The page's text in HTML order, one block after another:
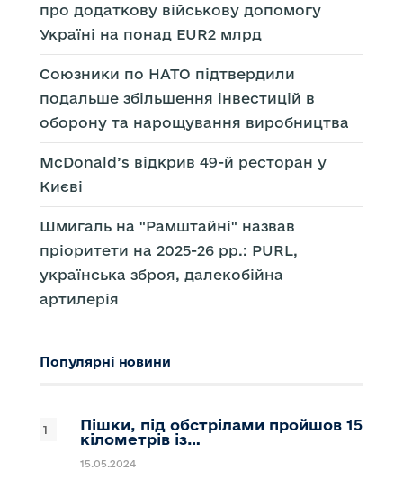
про додаткову військову допомогу
Україні на понад EUR2 млрд
Союзники по НАТО підтвердили
подальше збільшення інвестицій в
оборону та нарощування виробництва
McDonald’s відкрив 49-й ресторан у
Києві
Шмигаль на "Рамштайні" назвав
пріоритети на 2025-26 рр.: PURL,
українська зброя, далекобійна
артилерія
Популярні новини
Пішки, під обстрілами пройшов 15
кілометрів із…
15.05.2024